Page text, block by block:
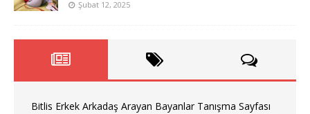
Şubat 12, 2025
Bitlis Erkek Arkadaş Arayan Bayanlar Tanışma Sayfası